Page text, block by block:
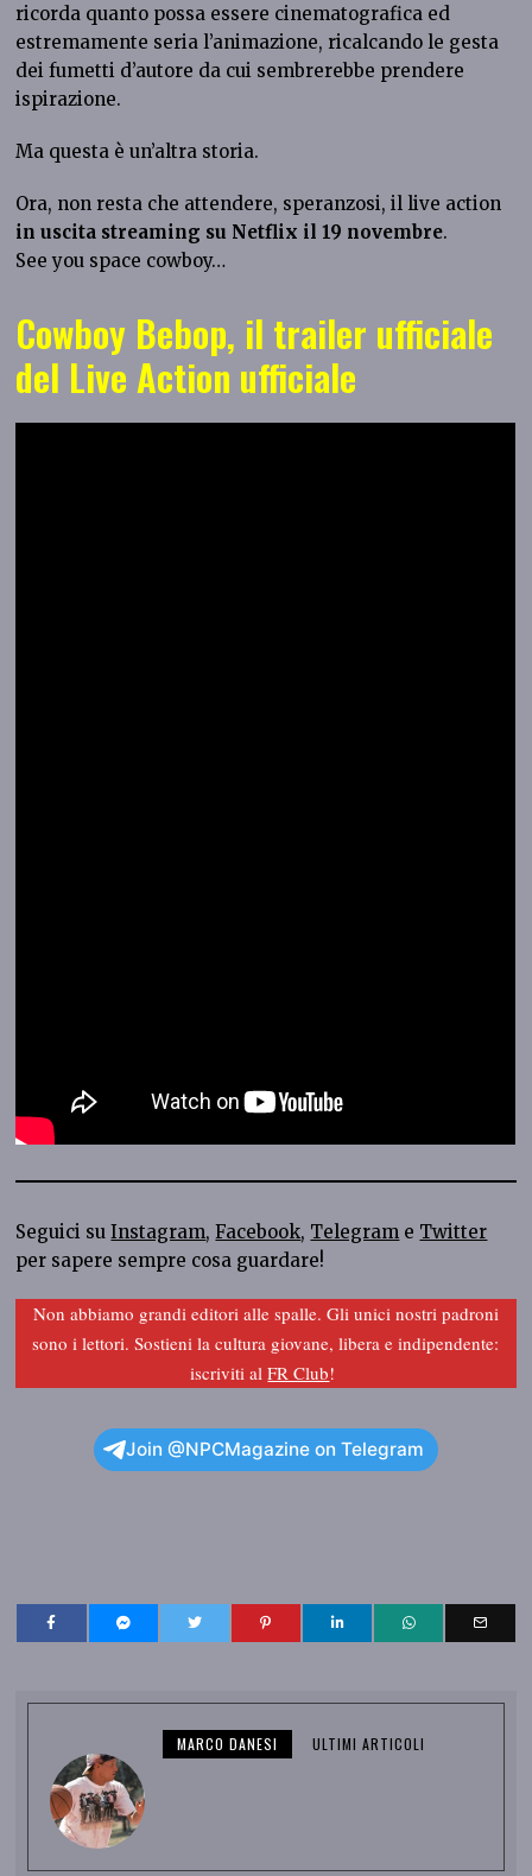
ricorda quanto possa essere cinematografica ed
estremamente seria l’animazione, ricalcando le gesta
dei fumetti d’autore da cui sembrerebbe prendere
ispirazione.
Ma questa è un’altra storia.
Ora, non resta che attendere, speranzosi, il live action
in uscita streaming su Netflix il 19 novembre.
See you space cowboy…
Cowboy Bebop, il trailer ufficiale
del Live Action ufficiale
Seguici suInstagram,Facebook, Telegram e Twitter
per sapere sempre cosa guardare!
Non abbiamo grandi editori alle spalle. Gli unici nostri padroni
sono i lettori. Sostieni la cultura giovane, libera e indipendente:
iscriviti alFR Club!
Join @NPCMagazine on Telegram
MARCO DANESI ULTIMI ARTICOLI